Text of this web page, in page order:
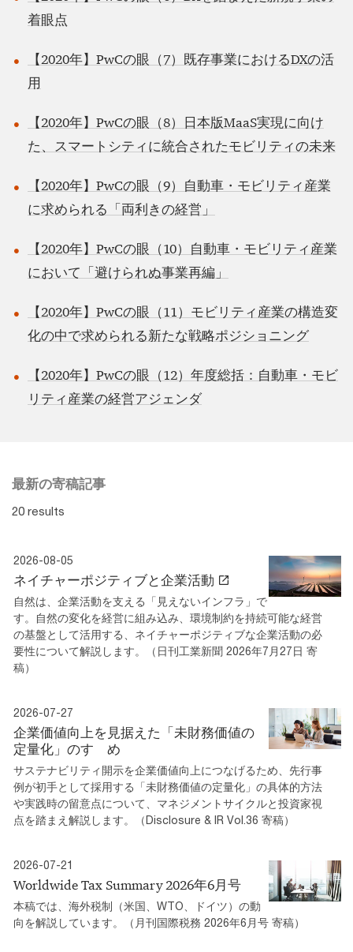
着眼点
【2020年】PwCの眼（7）既存事業におけるDXの活
用
【2020年】PwCの眼（8）日本版MaaS実現に向け
た、スマートシティに統合されたモビリティの未来
【2020年】PwCの眼（9）自動車・モビリティ産業
に求められる「両利きの経営」
【2020年】PwCの眼（10）自動車・モビリティ産業
において「避けられぬ事業再編」
【2020年】PwCの眼（11）モビリティ産業の構造変
化の中で求められる新たな戦略ポジショニング
【2020年】PwCの眼（12）年度総括：自動車・モビ
リティ産業の経営アジェンダ
最新の寄稿記事
20 results
2026-08-05
ネイチャーポジティブと企業活動
自然は、企業活動を支える「見えないインフラ」で
す。自然の変化を経営に組み込み、環境制約を持続可能な経営
の基盤として活用する、ネイチャーポジティブな企業活動の必
要性について解説します。（日刊工業新聞 2026年7月27日 寄
稿）
2026-07-27
企業価値向上を見据えた「未財務価値の
定量化」のすゝめ
サステナビリティ開示を企業価値向上につなげるため、先行事
例が初手として採用する「未財務価値の定量化」の具体的方法
や実践時の留意点について、マネジメントサイクルと投資家視
点を踏まえ解説します。（Disclosure & IR Vol.36 寄稿）
2026-07-21
Worldwide Tax Summary 2026年6月号
本稿では、海外税制（米国、WTO、ドイツ）の動
向を解説しています。（月刊国際税務 2026年6月号 寄稿）